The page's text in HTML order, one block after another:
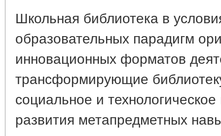
Школьная библиотека в
образовательных парадигм
инновационных форматов
трансформирующие
социальное и
развития метапредметных